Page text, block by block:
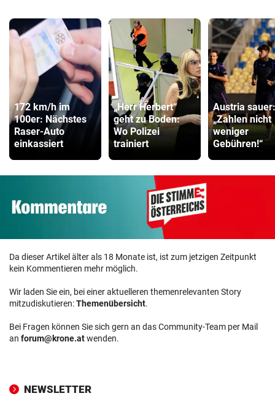
172 km/h im
100er: Nächstes
Raser-Auto
einkassiert
„Herr Herbert“
geht zu Boden:
Wo Polizei
trainiert
Austria sauer:
„Zahlen nicht
weniger
Gebühren!“
Da dieser Artikel älter als 18 Monate ist, ist zum jetzigen Zeitpunkt
kein Kommentieren mehr möglich.
Wir laden Sie ein, bei einer aktuelleren themenrelevanten Story
mitzudiskutieren:Themenübersicht.
Bei Fragen können Sie sich gern an das Community-Team per Mail
an forum@krone.atwenden.
NEWSLETTER